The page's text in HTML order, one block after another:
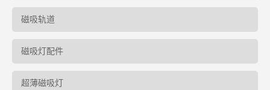
磁吸轨道
磁吸灯配件
超薄磁吸灯